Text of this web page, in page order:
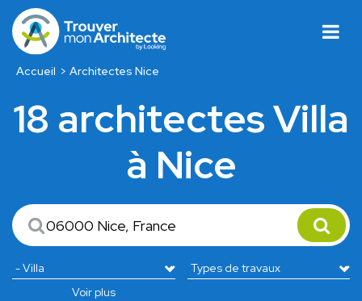
Accueil Architectes Nice
18 architectes Villa
à Nice
Voir plus